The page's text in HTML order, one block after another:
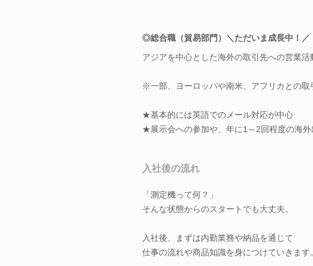
◎総合職（貿易部門）＼ただいま成長中！／
アジアを中心とした海外の取引先への営業活
※一部、ヨーロッパや南米、アフリカとの取
★基本的には英語でのメール対応が中心
★展示会への参加や、年に1～2回程度の海外
入社後の流れ
「測定機って何？」
そんな状態からのスタートでも大丈夫。
入社後、まずは内勤業務や納品を通じて
仕事の流れや商品知識を身につけていきます。